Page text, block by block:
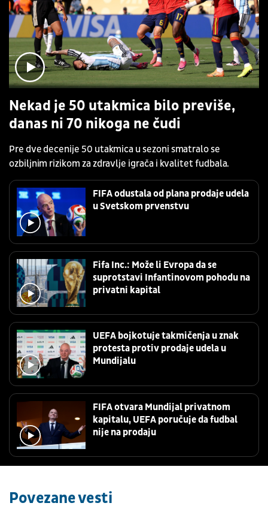
Nekad je 50 utakmica bilo previše,
danas ni 70 nikoga ne čudi
Pre dve decenije 50 utakmica u sezoni smatralo se
ozbiljnim rizikom za zdravlje igrača i kvalitet fudbala.
FIFA odustala od plana prodaje udela
u Svetskom prvenstvu
Fifa Inc.: Može li Evropa da se
suprotstavi Infantinovom pohodu na
privatni kapital
UEFA bojkotuje takmičenja u znak
protesta protiv prodaje udela u
Mundijalu
FIFA otvara Mundijal privatnom
kapitalu, UEFA poručuje da fudbal
nije na prodaju
Povezane vesti